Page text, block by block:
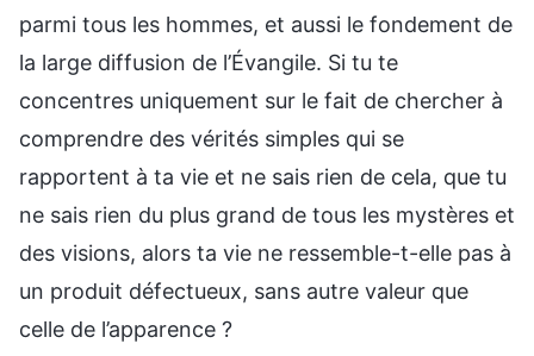
parmi tous les hommes, et aussi le fondement de
la large diffusion de l’Évangile. Si tu te
concentres uniquement sur le fait de chercher à
comprendre des vérités simples qui se
rapportent à ta vie et ne sais rien de cela, que tu
ne sais rien du plus grand de tous les mystères et
des visions, alors ta vie ne ressemble-t-elle pas à
un produit défectueux, sans autre valeur que
celle de l’apparence ?